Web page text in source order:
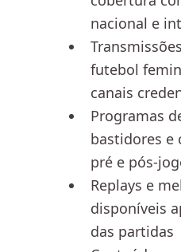
nacional e
futebol
canais
Programas
bastidores e
pré e pós-
Replays e
disponíveis
das partidas